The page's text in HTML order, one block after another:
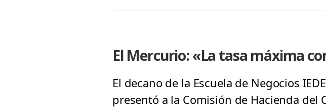
El Mercurio: «La tasa máxima
El decano de la Escuela de Negocios
presentó a la Comisión de Hacienda